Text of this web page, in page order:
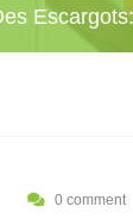
0 comment